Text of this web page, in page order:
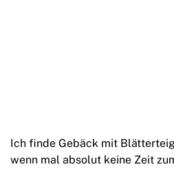
Ich finde Gebäck mit
wenn mal absolut keine Zeit